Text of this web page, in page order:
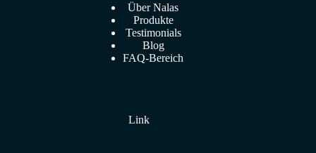
Über Nalas
Produkte
Testimonials
Blog
FAQ-Bereich
Link